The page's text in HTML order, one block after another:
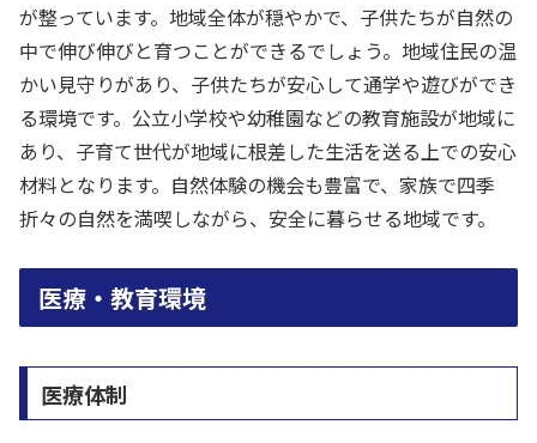
が整っています。地域全体が穏やかで、子供たちが自然の
中で伸び伸びと育つことができるでしょう。地域住民の温
かい見守りがあり、子供たちが安心して通学や遊びができ
る環境です。公立小学校や幼稚園などの教育施設が地域に
あり、子育て世代が地域に根差した生活を送る上での安心
材料となります。自然体験の機会も豊富で、家族で四季
折々の自然を満喫しながら、安全に暮らせる地域です。
医療・教育環境
医療体制